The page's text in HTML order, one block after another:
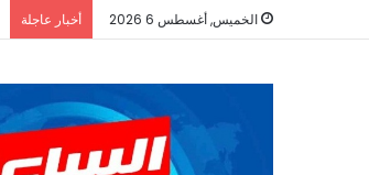
الخميس, أغسطس 6 2026 أخبار عاجلة